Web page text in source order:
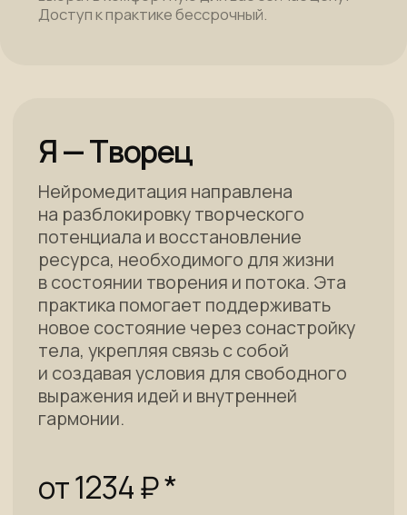
Главная
Блог
Работа с телом
Каталог программ
Нейромедитации
Курсы
*признан экстремистским
и запрещён на территории РФ
TELEGRAM
INSTAGRAM*
YOUTUBE